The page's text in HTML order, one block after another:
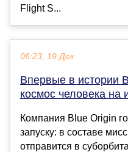
Flight S...
06:23, 19 Дек
Впервые в истории
космос человека на
Компания Blue Origin
запуску: в составе
отправится в